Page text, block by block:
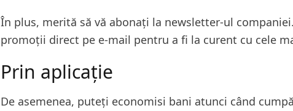
În plus, merită să vă abonați la newsletter-ul
promoții direct pe e-mail pentru a fi la curent cu cele
Prin aplicație
De asemenea, puteți economisi bani atunci când